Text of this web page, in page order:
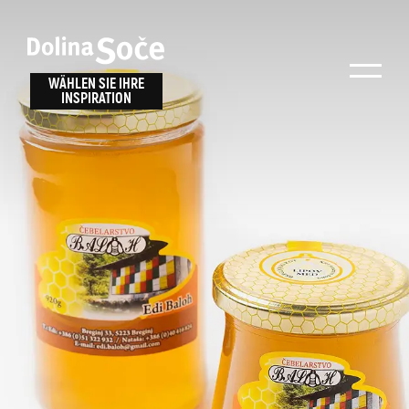
WÄHLEN SIE IHRE
INSPIRATION
Inspiration
finden
Finden Sie Aktivitäten, Attraktionen und
Unterhaltungsmöglichkeiten im Soča-Tal
oder wählen Sie aus unseren Reisetipps.
Suche...
Wählen Sie ein
Erlebnis
TOLMINER KLAMMEN JAVORCA
RIVER PASS JULIANA TRAIL
ALPE ADRIA TRAIL